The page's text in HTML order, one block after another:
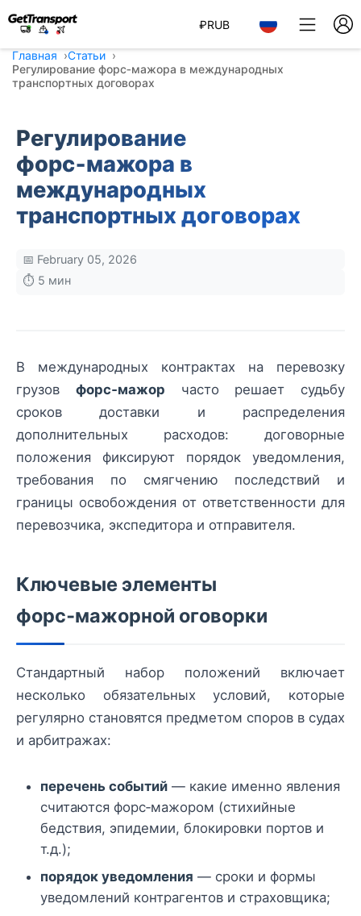
₽RUB
Главная
Статьи
Регулирование форс‑мажора в международных
транспортных договорах
Регулирование
форс‑мажора в
международных
транспортных договорах
📅 February 05, 2026
⏱️ 5 мин
В международных контрактах на перевозку
грузов форс‑мажор часто решает судьбу
сроков доставки и распределения
дополнительных расходов: договорные
положения фиксируют порядок уведомления,
требования по смягчению последствий и
границы освобождения от ответственности для
перевозчика, экспедитора и отправителя.
Ключевые элементы
форс‑мажорной оговорки
Стандартный набор положений включает
несколько обязательных условий, которые
регулярно становятся предметом споров в судах
и арбитражах:
перечень событий — какие именно явления
считаются форс‑мажором (стихийные
бедствия, эпидемии, блокировки портов и
т.д.);
порядок уведомления — сроки и формы
уведомлений контрагентов и страховщика;